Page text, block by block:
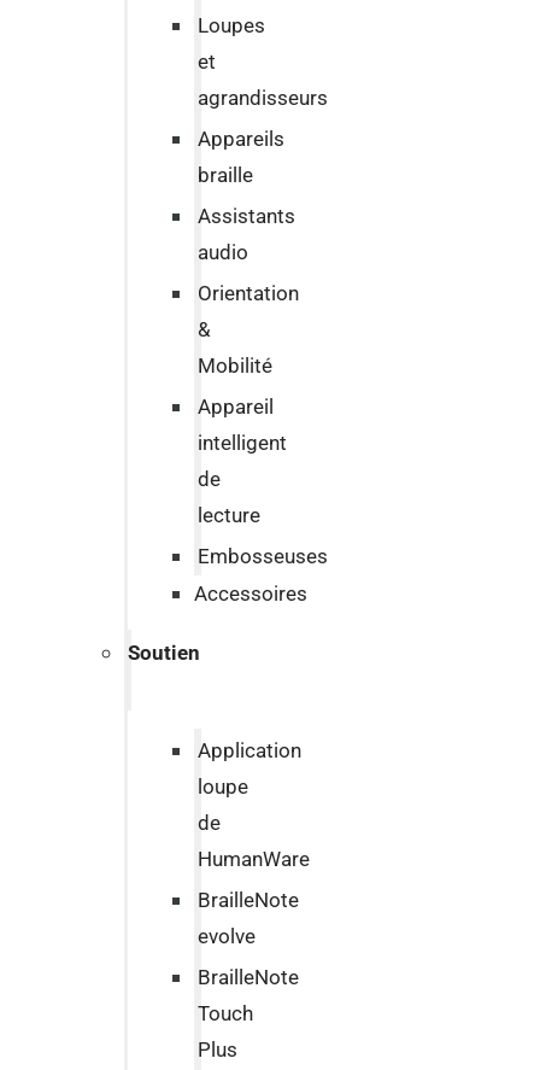
Loupes
et
agrandisseurs
Appareils
braille
Assistants
audio
Orientation
&
Mobilité
Appareil
intelligent
de
lecture
Embosseuses
Accessoires
Soutien
Application
loupe
de
HumanWare
BrailleNote
evolve
BrailleNote
Touch
Plus